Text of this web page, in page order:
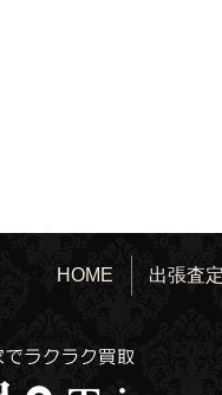
HOME 出張査